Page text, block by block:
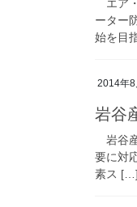
エア
ーター
始を目
2014年8
岩谷
岩谷
要に対
素ス […]